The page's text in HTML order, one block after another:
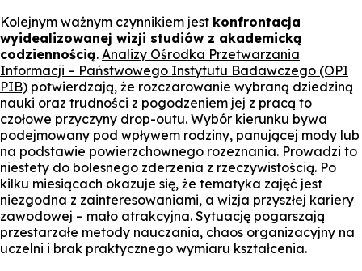
Kolejnym ważnym czynnikiem jest konfrontacja
wyidealizowanej wizji studiów z akademicką
codziennością. Analizy Ośrodka Przetwarzania
Informacji – Państwowego Instytutu Badawczego (OPI
PIB) potwierdzają, że rozczarowanie wybraną dziedziną
nauki oraz trudności z pogodzeniem jej z pracą to
czołowe przyczyny drop-outu. Wybór kierunku bywa
podejmowany pod wpływem rodziny, panującej mody lub
na podstawie powierzchownego rozeznania. Prowadzi to
niestety do bolesnego zderzenia z rzeczywistością. Po
kilku miesiącach okazuje się, że tematyka zajęć jest
niezgodna z zainteresowaniami, a wizja przyszłej kariery
zawodowej – mało atrakcyjna. Sytuację pogarszają
przestarzałe metody nauczania, chaos organizacyjny na
uczelni i brak praktycznego wymiaru kształcenia.